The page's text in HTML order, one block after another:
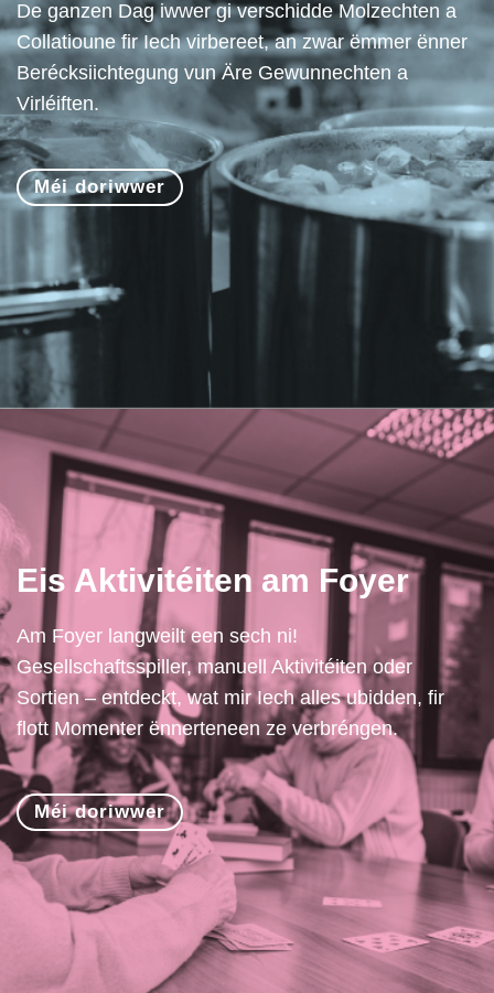
De ganzen Dag iwwer gi verschidde Molzechten a
Collatioune fir Iech virbereet, an zwar ëmmer ënner
Berécksiichtegung vun Äre Gewunnechten a
Virléiften.
Méi doriwwer
Eis Aktivitéiten am Foyer
Am Foyer langweilt een sech ni!
Gesellschaftsspiller, manuell Aktivitéiten oder
Sortien – entdeckt, wat mir Iech alles ubidden, fir
flott Momenter ënnerteneen ze verbréngen.
Méi doriwwer